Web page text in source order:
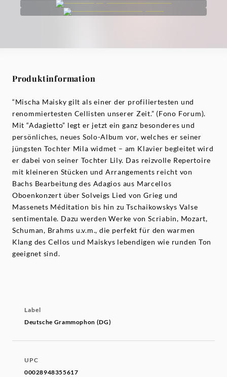
Produktinformation
“Mischa Maisky gilt als einer der profiliertesten und
renommiertesten Cellisten unserer Zeit.” (Fono Forum).
Mit “Adagietto” legt er jetzt ein ganz besonderes und
persönliches, neues Solo-Album vor, welches er seiner
jüngsten Tochter Mila widmet – am Klavier begleitet wird
er dabei von seiner Tochter Lily. Das reizvolle Repertoire
mit kleineren Stücken und Arrangements reicht von
Bachs Bearbeitung des Adagios aus Marcellos
Oboenkonzert über Solveigs Lied von Grieg und
Massenets Méditation bis hin zu Tschaikowskys Valse
sentimentale. Dazu werden Werke von Scriabin, Mozart,
Schuman, Brahms u.v.m., die perfekt für den warmen
Klang des Cellos und Maiskys lebendigen wie runden Ton
geeignet sind.
Label
Deutsche Grammophon (DG)
UPC
00028948355617